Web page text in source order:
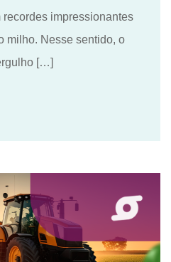
impressionantes
milho. Nesse sentido, o
[…]